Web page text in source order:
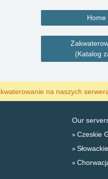
Home
(Katalog
na naszych
Our
Czeskie